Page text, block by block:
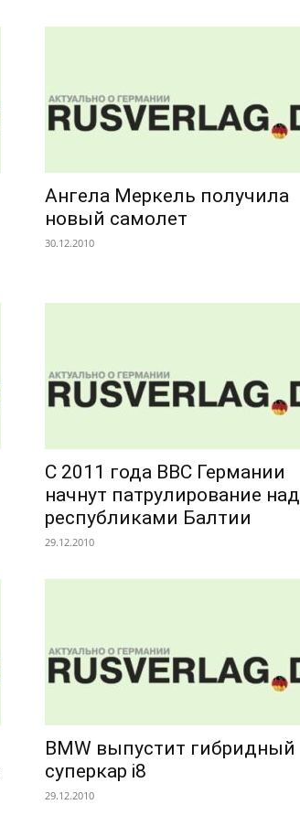
Ангела Меркель получила
новый самолет
30.12.2010
С 2011 года ВВС Германии
начнут патрулирование над
республиками Балтии
29.12.2010
BMW выпустит гибридный
суперкар i8
29.12.2010